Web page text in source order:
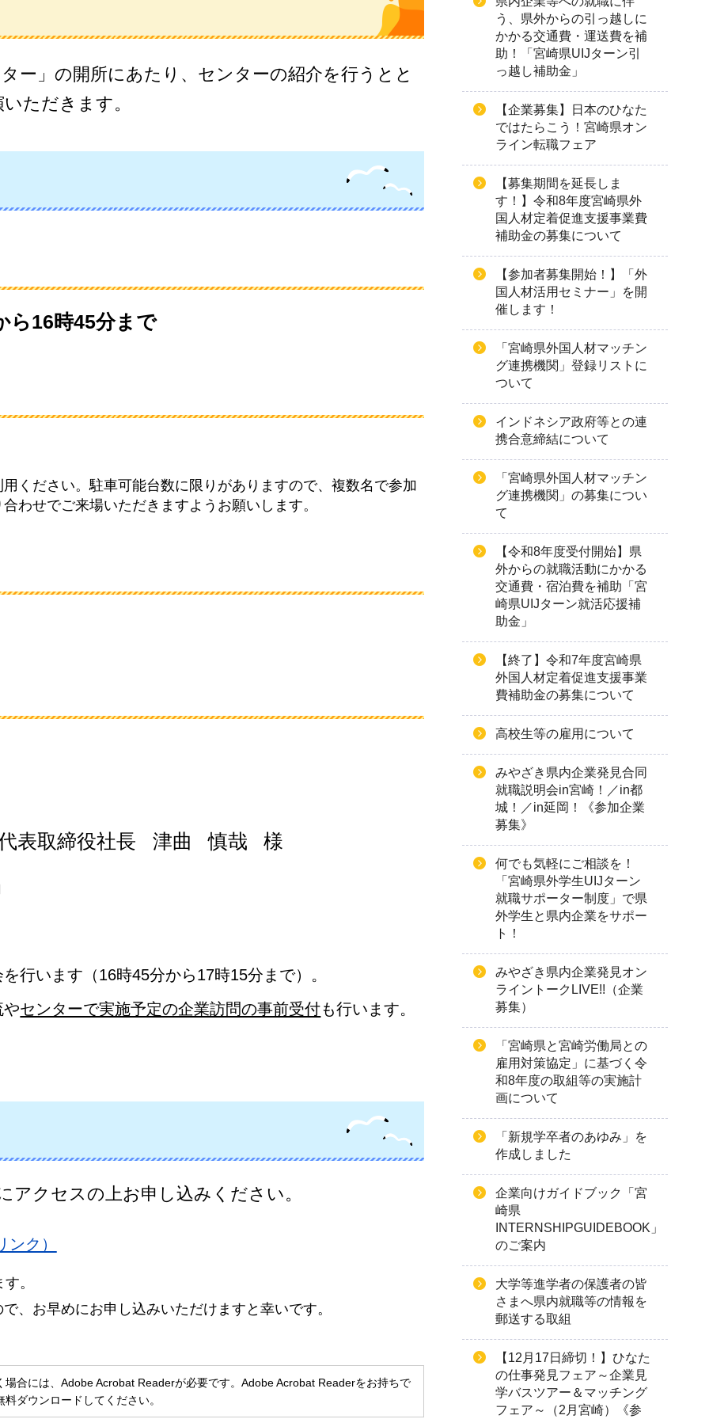
ー」の開所にあたり、センターの紹介を行うとと
ただきます。
ら16時45分まで
ください。駐車可能台数に限りがありますので、複数名で参加
わせでご来場いただきますようお願いします。
表取締役社長 津曲 慎哉 様
行います（16時45分から17時15分まで）。
やセンターで実施予定の企業訪問の事前受付も行います。
アクセスの上お申し込みください。
ク）
。
、お早めにお申し込みいただけますと幸いです。
場合には、Adobe Acrobat Readerが必要です。Adobe Acrobat Readerをお持ちで
ダウンロードしてください。
う、県外からの引っ越しに
かかる交通費・運送費を補
助！「宮崎県UIJターン引
っ越し補助金」
【企業募集】日本のひなた
ではたらこう！宮崎県オン
ライン転職フェア
【募集期間を延長しま
す！】令和8年度宮崎県外
国人材定着促進支援事業費
補助金の募集について
【参加者募集開始！】「外
国人材活用セミナー」を開
催します！
「宮崎県外国人材マッチン
グ連携機関」登録リストに
ついて
インドネシア政府等との連
携合意締結について
「宮崎県外国人材マッチン
グ連携機関」の募集につい
て
【令和8年度受付開始】県
外からの就職活動にかかる
交通費・宿泊費を補助「宮
崎県UIJターン就活応援補
助金」
【終了】令和7年度宮崎県
外国人材定着促進支援事業
費補助金の募集について
高校生等の雇用について
みやざき県内企業発見合同
就職説明会in宮崎！／in都
城！／in延岡！《参加企業
募集》
何でも気軽にご相談を！
「宮崎県外学生UIJターン
就職サポーター制度」で県
外学生と県内企業をサポー
ト！
みやざき県内企業発見オン
ライントークLIVE!!（企業
募集）
「宮崎県と宮崎労働局との
雇用対策協定」に基づく令
和8年度の取組等の実施計
画について
「新規学卒者のあゆみ」を
作成しました
企業向けガイドブック「宮
崎県
INTERNSHIPGUIDEBOOK」
のご案内
大学等進学者の保護者の皆
さまへ県内就職等の情報を
郵送する取組
【12月17日締切！】ひなた
の仕事発見フェア～企業見
学バスツアー＆マッチング
フェア～（2月宮崎）《参